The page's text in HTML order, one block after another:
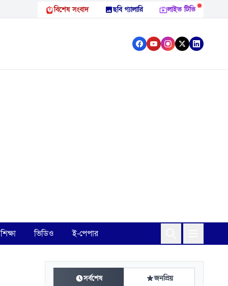
বিশেষ সংবাদ ছবি গ্যালারি লাইভ টিভি
শিক্ষা ভিডিও ই-পেপার
সর্বশেষ জনপ্রিয়